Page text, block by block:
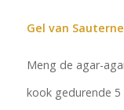
Gel van
Meng de agar-
kook gedurende